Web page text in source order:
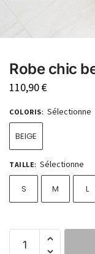
Robe chic
110,90€
COLORIS: Sélectionne
BEIGE
TAILLE: Sélectionne
S M L